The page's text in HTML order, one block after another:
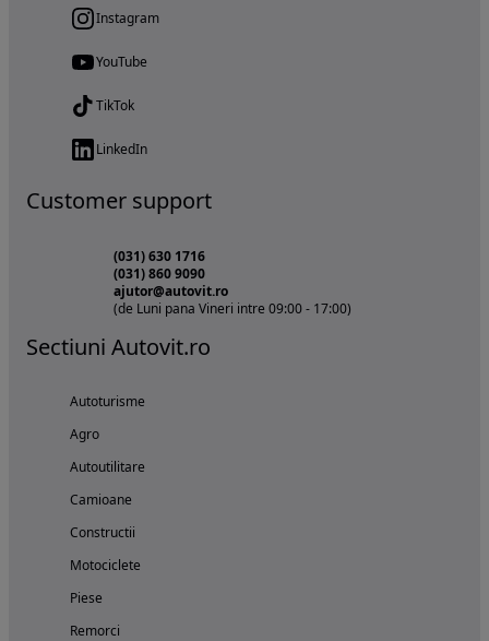
Instagram
YouTube
TikTok
LinkedIn
Customer support
(031) 630 1716
(031) 860 9090
ajutor@autovit.ro
(de Luni pana Vineri intre 09:00 - 17:00)
Sectiuni Autovit.ro
Autoturisme
Agro
Autoutilitare
Camioane
Constructii
Motociclete
Piese
Remorci